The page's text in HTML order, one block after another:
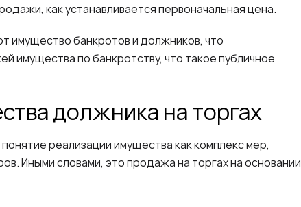
как устанавливается первоначальная цена.
имущество банкротов и должников, что
имущества по банкротству, что такое публичное
должника на торгах
реализации имущества как комплекс мер,
Иными словами, это продажа на торгах на основании